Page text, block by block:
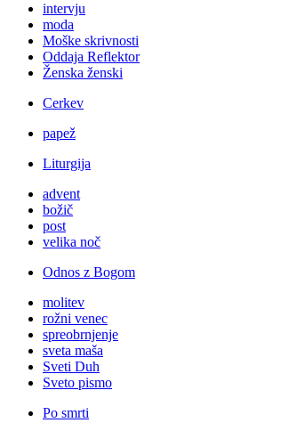
intervju
moda
Moške skrivnosti
Oddaja Reflektor
Ženska ženski
Cerkev
papež
Liturgija
advent
božič
post
velika noč
Odnos z Bogom
molitev
rožni venec
spreobrnjenje
sveta maša
Sveti Duh
Sveto pismo
Po smrti